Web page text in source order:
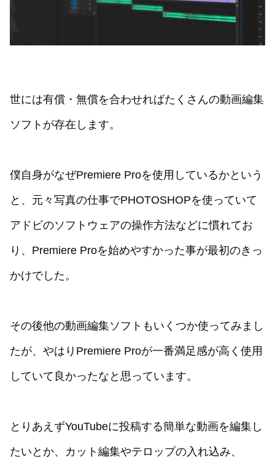
世には有償・無償を合わせればたくさんの動画編集
ソフトが存在します。
僕自身がなぜPremiere Proを使用しているかという
と、元々写真の仕事でPHOTOSHOPを使っていて
アドビのソフトウェアの操作方法などに慣れてお
り、Premiere Proを始めやすかった事が最初のきっ
かけでした。
その後他の動画編集ソフトもいくつか使ってみまし
たが、やはりPremiere Proが一番満足感が高く使用
していて良かったなと思っています。
とりあえずYouTubeに投稿する簡単な動画を編集し
たいとか、カット編集やテロップの入れ込み、